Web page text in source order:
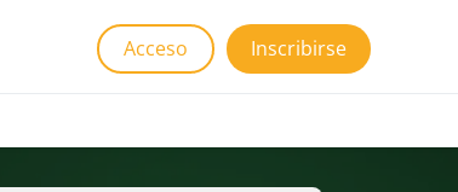
Acceso Inscribirse